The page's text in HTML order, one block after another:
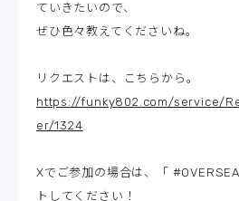
ていきたいので、
ぜひ色々教えてくださいね。
リクエストは、こちらから。
https://funky802.com/service/
er/1324
Xでご参加の場合は、「
トしてください！